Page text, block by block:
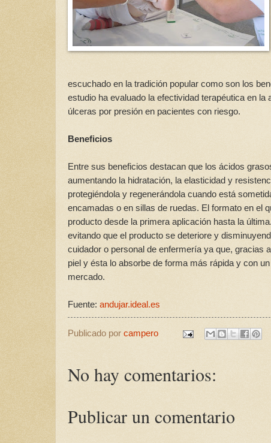
escuchado en la tradición popular como son los
estudio ha evaluado la efectividad terapéutica en
úlceras por presión en pacientes con riesgo.
Beneficios
Entre sus beneficios destacan que los ácidos
aumentando la hidratación, la elasticidad y
protegiéndola y regenerándola cuando está
encamadas o en sillas de ruedas. El formato en el
producto desde la primera aplicación hasta la
evitando que el producto se deteriore y
cuidador o personal de enfermería ya que, gracias
piel y ésta lo absorbe de forma más rápida y con
mercado.
Fuente: andujar.ideal.es
Publicado por campero
No hay comentarios:
Publicar un comentario